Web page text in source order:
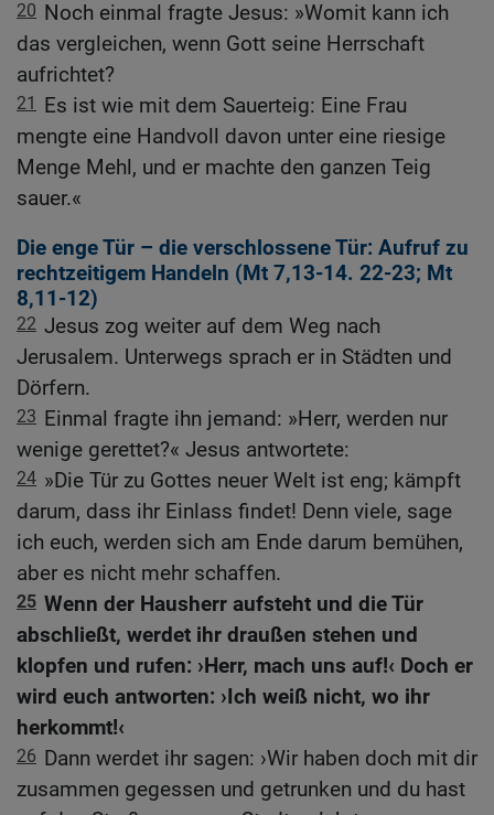
20 Noch einmal fragte Jesus: »Womit kann ich
das vergleichen, wenn Gott seine Herrschaft
aufrichtet?
21 Es ist wie mit dem Sauerteig: Eine Frau
mengte eine Handvoll davon unter eine riesige
Menge Mehl, und er machte den ganzen Teig
sauer.«
Die enge Tür – die verschlossene Tür: Aufruf zu
rechtzeitigem Handeln (Mt 7,13-14. 22-23; Mt
8,11-12)
22 Jesus zog weiter auf dem Weg nach
Jerusalem. Unterwegs sprach er in Städten und
Dörfern.
23 Einmal fragte ihn jemand: »Herr, werden nur
wenige gerettet?« Jesus antwortete:
24 »Die Tür zu Gottes neuer Welt ist eng; kämpft
darum, dass ihr Einlass findet! Denn viele, sage
ich euch, werden sich am Ende darum bemühen,
aber es nicht mehr schaffen.
25 Wenn der Hausherr aufsteht und die Tür
abschließt, werdet ihr draußen stehen und
klopfen und rufen: ›Herr, mach uns auf!‹ Doch er
wird euch antworten: ›Ich weiß nicht, wo ihr
herkommt!‹
26 Dann werdet ihr sagen: ›Wir haben doch mit dir
zusammen gegessen und getrunken und du hast